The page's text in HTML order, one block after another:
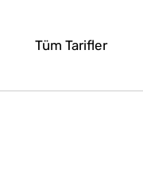
Tüm Tarifler